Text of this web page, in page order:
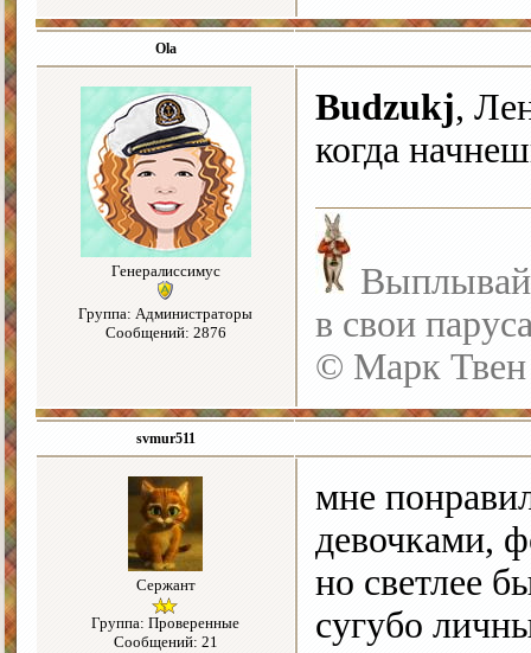
Ola
Генералиссимус
Группа: Администраторы
Сообщений: 2876
Budzukj,
когда
в свои
© Марк Твен
svmur511
Сержант
Группа: Проверенные
Сообщений: 21
мне
девочками,
но светлее
сугубо